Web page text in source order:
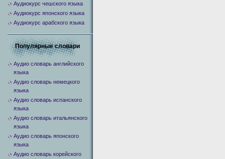
Аудиокурс чешского языка
Аудиокурс японского языка
Аудиокурс арабского языка
Популярные словари
Аудио словарь английского
языка
Аудио словарь немецкого
языка
Аудио словарь испанского
языка
Аудио словарь итальянского
языка
Аудио словарь японского
языка
Аудио словарь корейского